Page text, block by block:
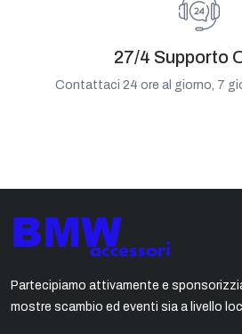
27/4 Supporto
Contattaci 24 ore al giorno, 7
Partecipiamo attivamente e
mostre scambio ed eventi sia a livello